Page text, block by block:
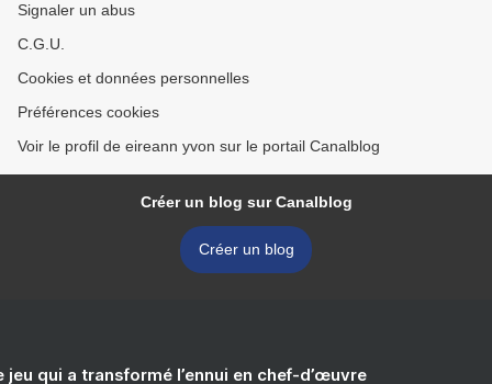
Signaler un abus
C.G.U.
Cookies et données personnelles
Préférences cookies
Voir le profil de eireann yvon sur le portail Canalblog
Créer un blog sur Canalblog
Créer un blog
jeu qui a transformé l’ennui en chef-d’œuvre